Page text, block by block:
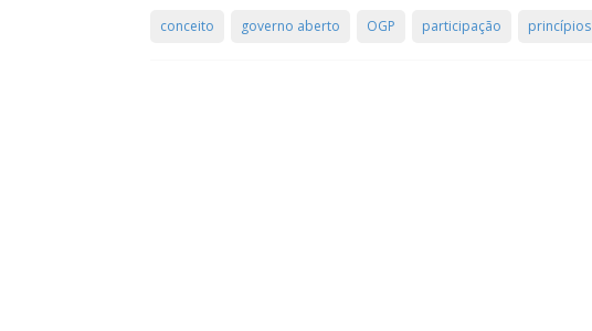
conceito governo aberto OGP participação princípios